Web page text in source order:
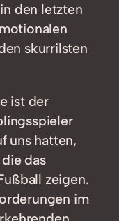
den letzten
skurrilsten
ist der
uns hatten,
das
zeigen.
im